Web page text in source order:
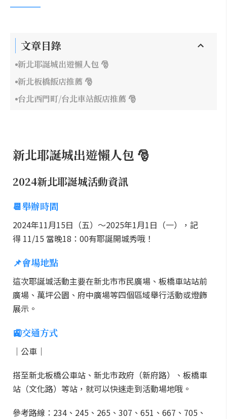
文章目錄
新北耶誕城出遊懶人包 🎅
新北板橋飯店推薦 🎅
台北西門町/台北車站飯店推薦 🎅
新北耶誕城出遊懶人包 🎅
2024新北耶誕城活動資訊
📆舉辦時間
2024年11月15日（五）～2025年1月1日（一），記
得 11/15 當晚18：00有耶誕開城秀哦！
📌會場地點
這次耶誕城活動主要在新北市市民廣場、板橋車站站前
廣場、萬坪公園、府中廣場等四個區域舉行活動或燈飾
展示。
🚉交通方式
｜公車｜
搭至新北板橋公車站、新北市政府（新府路）、板橋車
站（文化路）等站，就可以快速走到活動場地哦。
參考路線：234、245、265、307、651、667、705、